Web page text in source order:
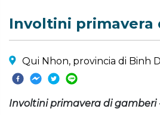
Involtini primavera
Qui Nhon, provincia di Binh
Involtini primavera di gamberi